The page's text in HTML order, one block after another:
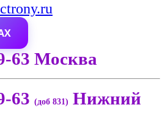
63 Москва
63 (доб 831) Нижний